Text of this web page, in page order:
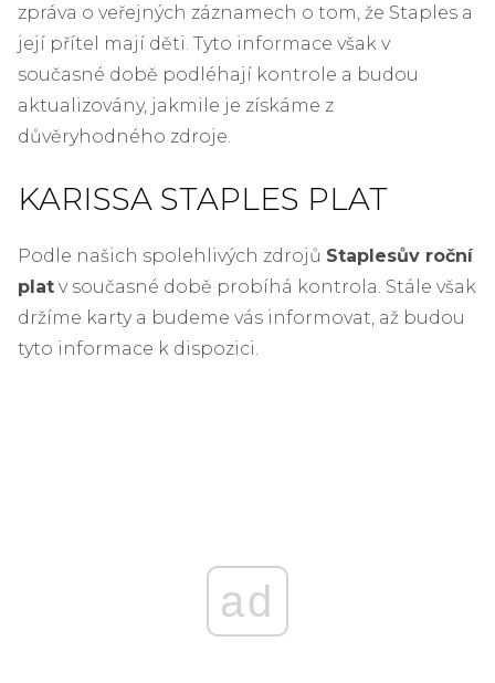
zpráva o veřejných záznamech o tom, že Staples a
její přítel mají děti. Tyto informace však v
současné době podléhají kontrole a budou
aktualizovány, jakmile je získáme z
důvěryhodného zdroje.
KARISSA STAPLES PLAT
Podle našich spolehlivých zdrojů Staplesův roční
plat v současné době probíhá kontrola. Stále však
držíme karty a budeme vás informovat, až budou
tyto informace k dispozici.
ad